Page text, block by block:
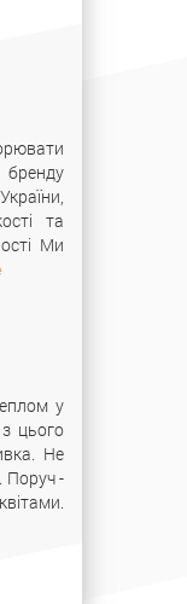
бренду
та
Ми
у
цього
Не
Поруч -